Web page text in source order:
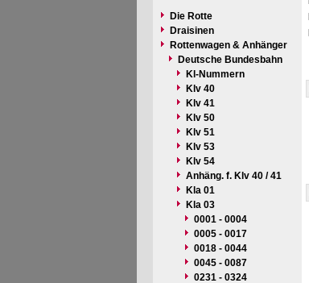
Die Rotte
Draisinen
Rottenwagen & Anhänger
Deutsche Bundesbahn
Kl-Nummern
Klv 40
Klv 41
Klv 50
Klv 51
Klv 53
Klv 54
Anhäng. f. Klv 40 / 41
Kla 01
Kla 03
0001 - 0004
0005 - 0017
0018 - 0044
0045 - 0087
0231 - 0324